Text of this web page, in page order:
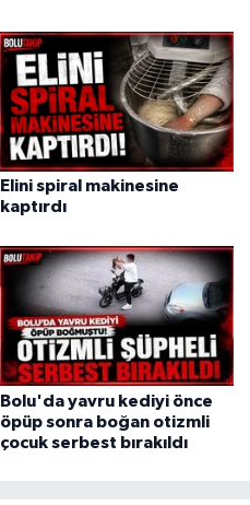
Elini spiral makinesine
kaptırdı
Bolu'da yavru kediyi önce
öpüp sonra boğan otizmli
çocuk serbest bırakıldı